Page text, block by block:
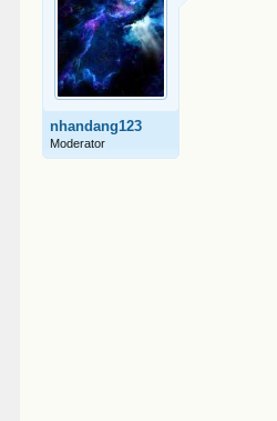
nhandang123
Moderator